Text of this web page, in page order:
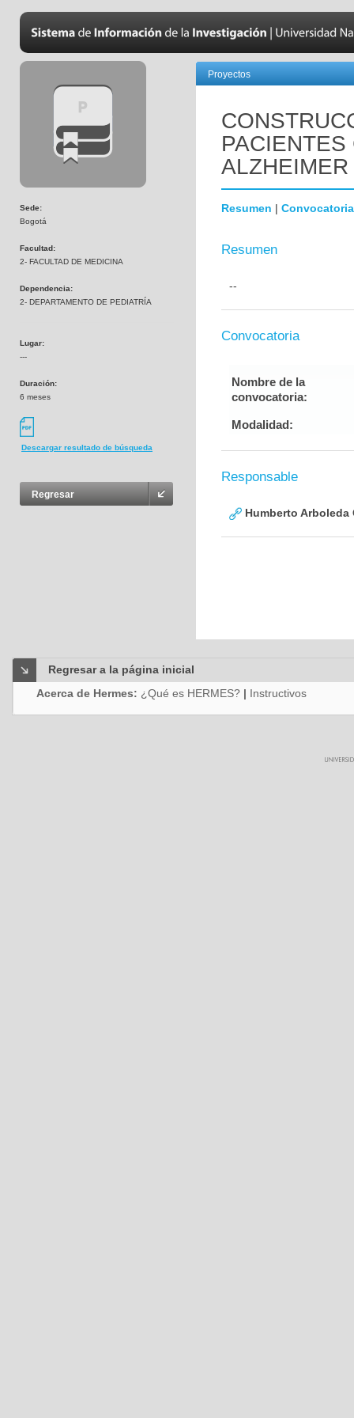
Sede:
Bogotá
Facultad:
2- FACULTAD DE MEDICINA
Dependencia:
2- DEPARTAMENTO DE PEDIATRÍA
Lugar:
---
Duración:
6 meses
Descargar resultado de búsqueda
Regresar
Proyectos
ALZHEIMER
Resumen | Convocatoria
Resumen
--
Convocatoria
Nombre de la
convocatoria:
Modalidad:
Responsable
Humberto Arboleda
Regresar a la página inicial
Acerca de Hermes: ¿Qué es HERMES? | Instructivos